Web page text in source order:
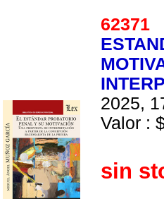
62371
2025,
Valor :
sin